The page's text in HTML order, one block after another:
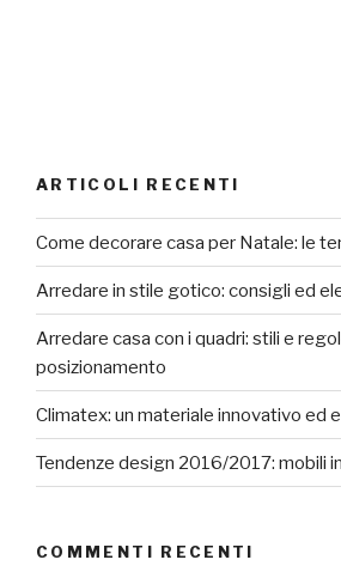
ARTICOLI RECENTI
Come decorare casa per Natale: le
Arredare in stile gotico: consigli ed
Arredare casa con i quadri: stili e
posizionamento
Climatex: un materiale innovativo ed
Tendenze design 2016/2017: mobili
COMMENTI RECENTI